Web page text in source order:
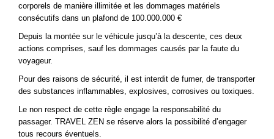
corporels de manière illimitée et les dommages matériels
consécutifs dans un plafond de 100.000.000 €
Depuis la montée sur le véhicule jusqu’à la descente, ces deux
actions comprises, sauf les dommages causés par la faute du
voyageur.
Pour des raisons de sécurité, il est interdit de fumer, de transporter
des substances inflammables, explosives, corrosives ou toxiques.
Le non respect de cette règle engage la responsabilité du
passager. TRAVEL ZEN se réserve alors la possibilité d’engager
tous recours éventuels.